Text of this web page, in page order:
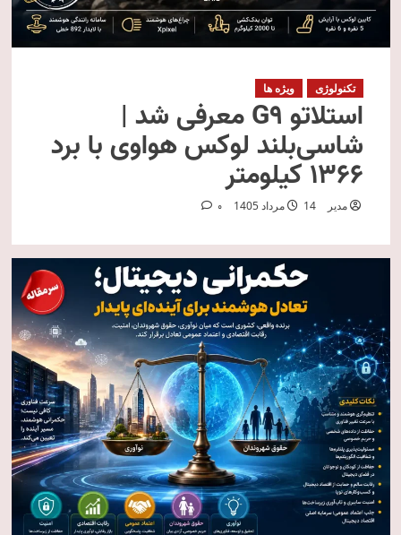
تکنولوژی ویژه ها
استلاتو G9 معرفی شد |
شاسی‌بلند لوکس هواوی با برد
۱۳۶۶ کیلومتر
مدیر 14 مرداد 1405 0